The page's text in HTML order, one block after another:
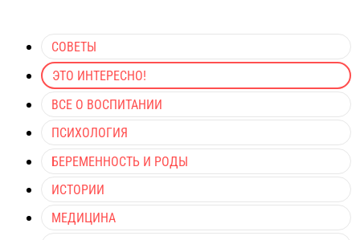
СОВЕТЫ
ЭТО ИНТЕРЕСНО!
ВСЕ О ВОСПИТАНИИ
ПСИХОЛОГИЯ
БЕРЕМЕННОСТЬ И РОДЫ
ИСТОРИИ
МЕДИЦИНА